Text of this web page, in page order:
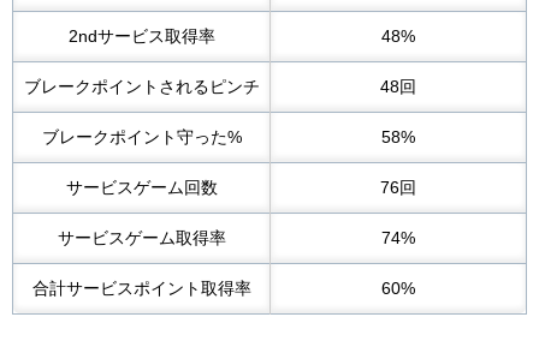
2ndサービス取得率 48%
ブレークポイントされるピンチ 48回
ブレークポイント守った% 58%
サービスゲーム回数 76回
サービスゲーム取得率 74%
合計サービスポイント取得率 60%